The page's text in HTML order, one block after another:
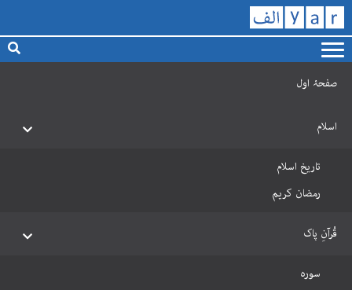
صفحۂ اول
اسلام
تاریخ اسلام
رمضان کریم
قُرآنِ پاک
سورہ